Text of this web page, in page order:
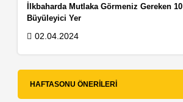
İlkbaharda Mutlaka Görmeniz Gereken 10
Büyüleyici Yer
02.04.2024
HAFTASONU ÖNERILERI